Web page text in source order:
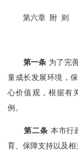
第六章 附 则
第一条 为了完
童成长发展环境，
心价值观，根据有
例。
第二条 本市行
育、保障支持以及相